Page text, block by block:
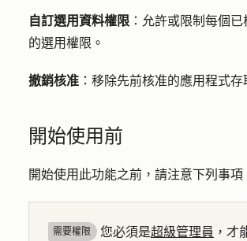
自訂選用資料權限 ：允許或限制每個
的選用權限。
撤銷核准 ：移除先前核准的應用程式存
開始使用前
開始使用此功能之前，請注意下列事項
需要權限 您必須是超級管理員 ，才